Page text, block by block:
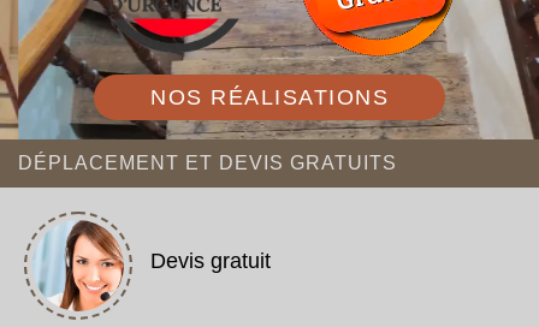
NOS RÉALISATIONS
DÉPLACEMENT ET DEVIS GRATUITS
Devis gratuit